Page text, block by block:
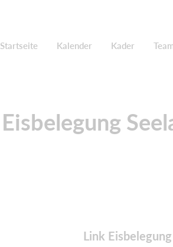
Startseite Kalender Kader
Eisbelegung
Link Eisbelegung